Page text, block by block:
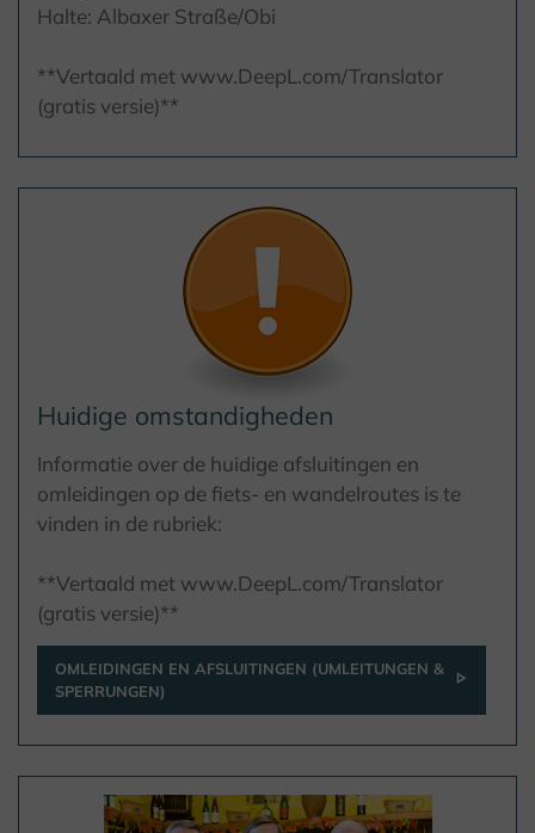
Halte: Albaxer Straße/Obi
**Vertaald met www.DeepL.com/Translator
(gratis versie)**
Huidige omstandigheden
Informatie over de huidige afsluitingen en
omleidingen op de fiets- en wandelroutes is te
vinden in de rubriek:
**Vertaald met www.DeepL.com/Translator
(gratis versie)**
OMLEIDINGEN EN AFSLUITINGEN (UMLEITUNGEN &
SPERRUNGEN)